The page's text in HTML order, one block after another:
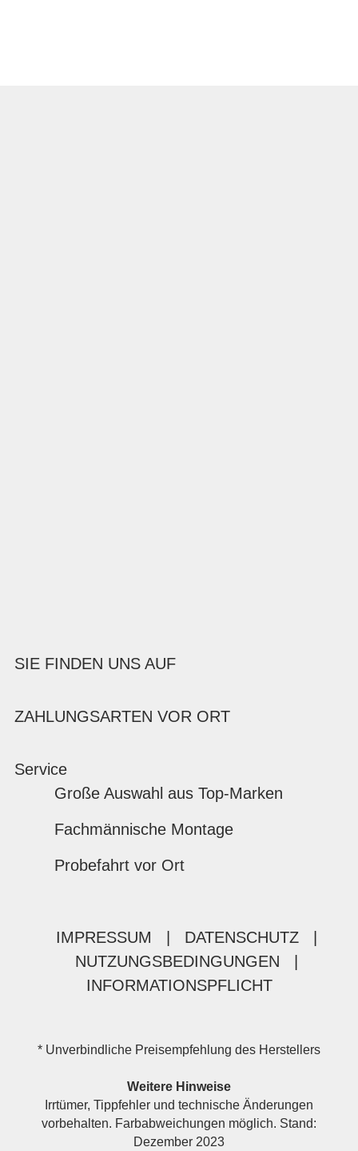
SIE FINDEN UNS AUF
ZAHLUNGSARTEN VOR ORT
Service
Große Auswahl aus Top-Marken
Fachmännische Montage
Probefahrt vor Ort
IMPRESSUM DATENSCHUTZ
NUTZUNGSBEDINGUNGEN
INFORMATIONSPFLICHT
* Unverbindliche Preisempfehlung des Herstellers
Weitere Hinweise
Irrtümer, Tippfehler und technische Änderungen
vorbehalten. Farbabweichungen möglich. Stand:
Dezember 2023